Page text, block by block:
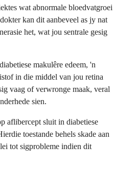
wat abnormale bloedvatgroei
kan dit aanbeveel as jy nat
het, wat jou sentrale gesig
makulêre edeem, 'n
in die middel van jou retina
vaag of verwronge maak, veral
sien.
aflibercept sluit in diabetiese
toestande behels skade aan
tot sigprobleme indien dit